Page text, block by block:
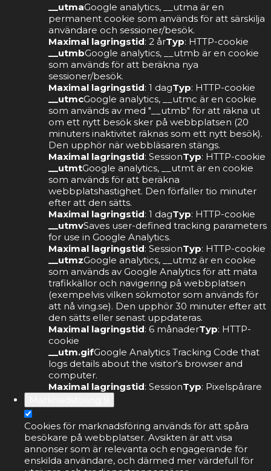
__utmaGoogle analytics, __utma är en
permanent cookie som används för att särskilja
användare och sessioner/besök.
Maximal lagringstid: 2 årTyp: HTTP-cookie
__utmbGoogle analytics, __utmb är en cookie
som används för att beräkna nya
sessioner/besök.
Maximal lagringstid: 1 dagTyp: HTTP-cookie
__utmcGoogle analytics, __utmc är en cookie
som används av med "__utmb" för att räkna ut
om ett nytt besök sker på webbplatsen (20
minuters inaktivitet räknas som ett nytt besök).
Den upphör när webbläsaren stängs.
Maximal lagringstid: SessionTyp: HTTP-cookie
__utmtGoogle analytics, __utmt är en cookie
som används för att beräkna
webbplatshastighet. Den förfaller tio minuter
efter att den sätts.
Maximal lagringstid: 1 dagTyp: HTTP-cookie
__utmvSaves user-defined tracking parameters
for use in Google Analytics.
Maximal lagringstid: SessionTyp: HTTP-cookie
__utmzGoogle analytics, __utmz är en cookie
som används av Google Analytics för att mäta
trafikkällor och navigering på webbplatsen
(exempelvis vilken sökmotor som används för
att nå ving.se). Den upphör 30 minuter efter att
den sätts eller senast uppdateras.
Maximal lagringstid: 6 månaderTyp: HTTP-
cookie
__utm.gifGoogle Analytics Tracking Code that
logs details about the visitor's browser and
computer.
Maximal lagringstid: SessionTyp: Pixelspårare
Cookies för marknadsföring används för att spåra
besökare på webbplatser. Avsikten är att visa
annonser som är relevanta och engagerande för
enskilda användare, och därmed mer värdefull för